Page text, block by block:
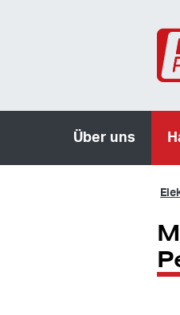
Über uns